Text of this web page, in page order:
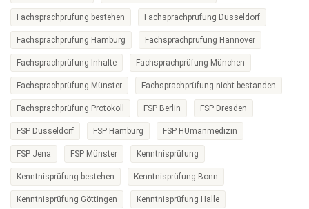
Fachsprachprüfung bestehen Fachsprachprüfung Düsseldorf
Fachsprachprüfung Hamburg Fachsprachprüfung Hannover
Fachsprachprüfung Inhalte Fachsprachprüfung München
Fachsprachprüfung Münster Fachsprachprüfung nicht bestanden
Fachsprachprüfung Protokoll FSP Berlin FSP Dresden
FSP Düsseldorf FSP Hamburg FSP HUmanmedizin
FSP Jena FSP Münster Kenntnisprüfung
Kenntnisprüfung bestehen Kenntnisprüfung Bonn
Kenntnisprüfung Göttingen Kenntnisprüfung Halle